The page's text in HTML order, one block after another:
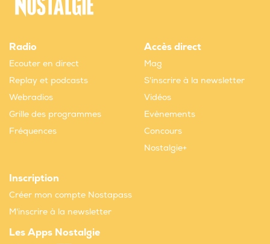
Radio
Ecouter en direct
Replay et podcasts
Webradios
Grille des programmes
Fréquences
Accès direct
Mag
S'inscrire à la newsletter
Vidéos
Evènements
Concours
Nostalgie+
Inscription
Créer mon compte Nostapass
M'inscrire à la newsletter
Les Apps Nostalgie